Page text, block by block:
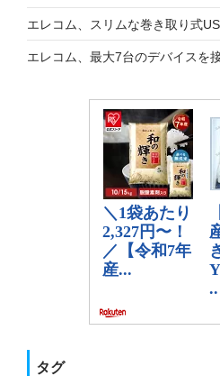
エレコム、スリムな巻き取り式
エレコム、最大7台のデバイスを
タグ